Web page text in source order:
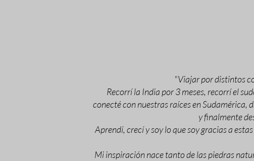
"Viajar por distintos
Recorrí la India por 3 meses, recorrí el
conecté con nuestras raíces en Sudamérica,
y finalmente
Aprendí, crecí y soy lo que soy gracias a
Mi inspiración nace tanto de las piedras